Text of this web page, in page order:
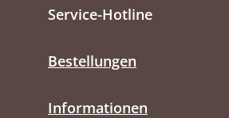
Service-Hotline
Bestellungen
Informationen